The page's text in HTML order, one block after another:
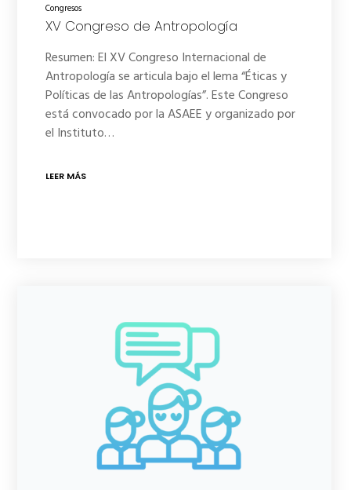
Congresos
XV Congreso de Antropología
Resumen: El XV Congreso Internacional de
Antropología se articula bajo el lema “Éticas y
Políticas de las Antropologías”. Este Congreso
está convocado por la ASAEE y organizado por
el Instituto…
LEER MÁS